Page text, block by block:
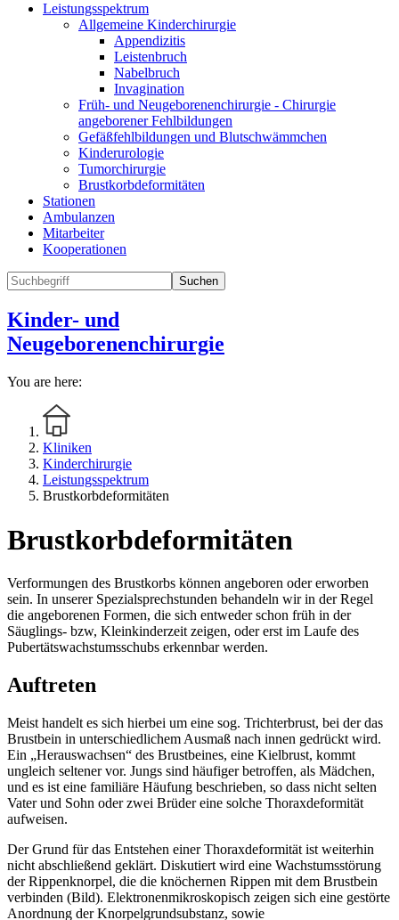
Leistungsspektrum
Allgemeine Kinderchirurgie
Appendizitis
Leistenbruch
Nabelbruch
Invagination
Früh- und Neugeborenenchirurgie - Chirurgie
angeborener Fehlbildungen
Gefäßfehlbildungen und Blutschwämmchen
Kinderurologie
Tumorchirurgie
Brustkorbdeformitäten
Stationen
Ambulanzen
Mitarbeiter
Kooperationen
Suchen
Kinder- und
Neugeborenenchirurgie
You are here:
Kliniken
Kinderchirurgie
Leistungsspektrum
Brustkorbdeformitäten
Brustkorbdeformitäten
Verformungen des Brustkorbs können angeboren oder erworben
sein. In unserer Spezialsprechstunden behandeln wir in der Regel
die angeborenen Formen, die sich entweder schon früh in der
Säuglings- bzw, Kleinkinderzeit zeigen, oder erst im Laufe des
Pubertätswachstumsschubs erkennbar werden.
Auftreten
Meist handelt es sich hierbei um eine sog. Trichterbrust, bei der das
Brustbein in unterschiedlichem Ausmaß nach innen gedrückt wird.
Ein „Herauswachsen“ des Brustbeines, eine Kielbrust, kommt
ungleich seltener vor. Jungs sind häufiger betroffen, als Mädchen,
und es ist eine familiäre Häufung beschrieben, so dass nicht selten
Vater und Sohn oder zwei Brüder eine solche Thoraxdeformität
aufweisen.
Der Grund für das Entstehen einer Thoraxdeformität ist weiterhin
nicht abschließend geklärt. Diskutiert wird eine Wachstumsstörung
der Rippenknorpel, die die knöchernen Rippen mit dem Brustbein
verbinden (Bild). Elektronenmikroskopisch zeigen sich eine gestörte
Anordnung der Knorpelgrundsubstanz, sowie